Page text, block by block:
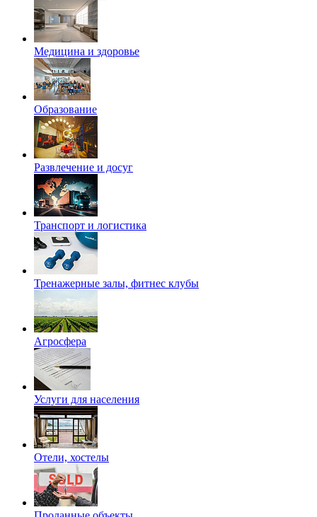
Медицина и здоровье
Образование
Развлечение и досуг
Транспорт и логистика
Тренажерные залы, фитнес клубы
Агросфера
Услуги для населения
Отели, хостелы